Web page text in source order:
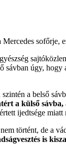
Mercedes
sávban úgy,
a belső
a külső
ijedtsége
történt, de a
is